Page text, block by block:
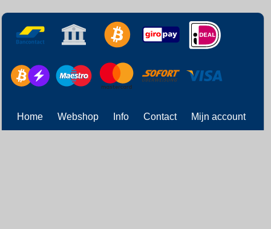
Home Webshop Info Contact
Mijn account